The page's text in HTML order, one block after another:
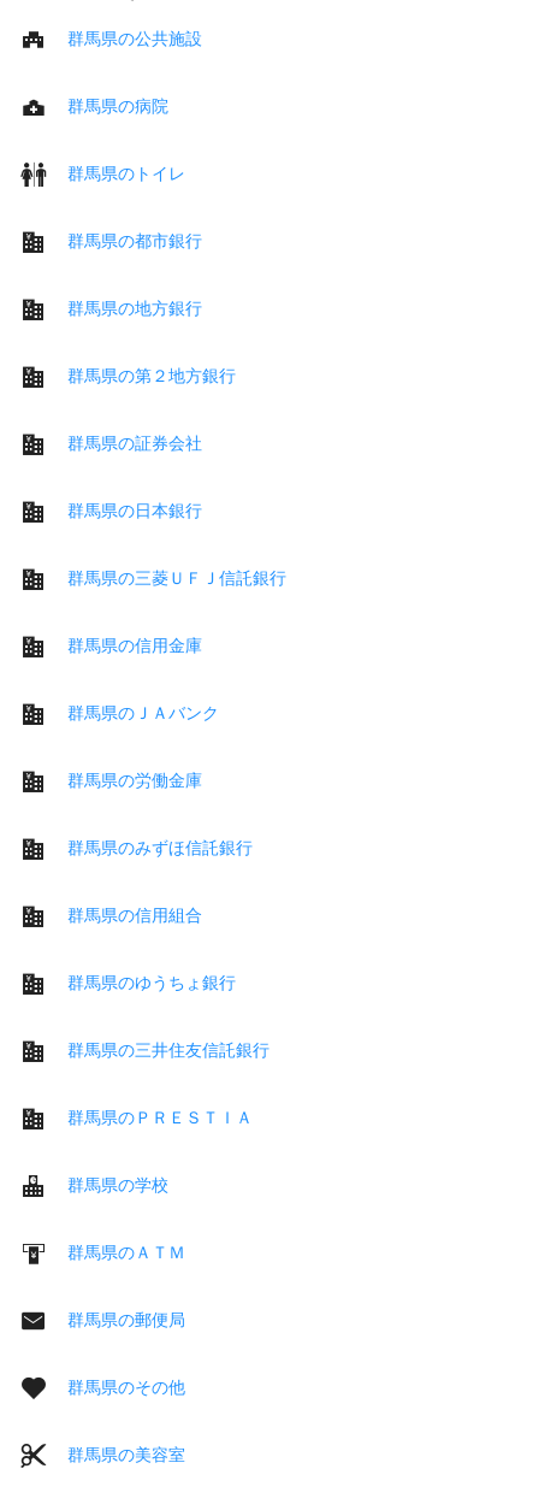
群馬県の公共施設
群馬県の病院
群馬県のトイレ
群馬県の都市銀行
群馬県の地方銀行
群馬県の第２地方銀行
群馬県の証券会社
群馬県の日本銀行
群馬県の三菱ＵＦＪ信託銀行
群馬県の信用金庫
群馬県のＪＡバンク
群馬県の労働金庫
群馬県のみずほ信託銀行
群馬県の信用組合
群馬県のゆうちょ銀行
群馬県の三井住友信託銀行
群馬県のＰＲＥＳＴＩＡ
群馬県の学校
群馬県のＡＴＭ
群馬県の郵便局
群馬県のその他
群馬県の美容室